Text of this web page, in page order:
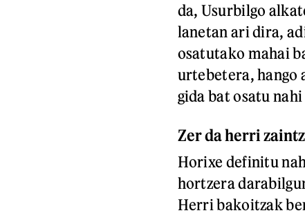
da, Usurbilgo
lanetan ari dira,
osatutako mahai
urtebetera,
gida bat osatu
Zer da herri
Horixe definitu
hortzera
Herri bakoitzak